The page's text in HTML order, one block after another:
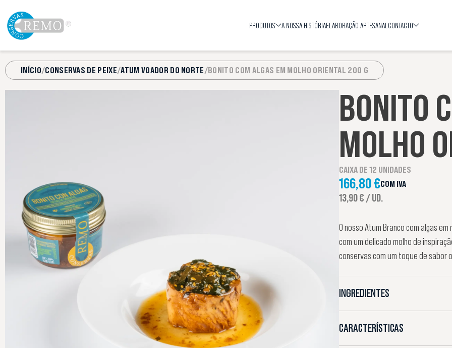
PRODUTOS A NOSSA HISTÓRIAELABORAÇÃO ARTESANAL CONTACTO
INÍCIO/CONSERVAS DE PEIXE/ATUM VOADOR DO NORTE/BONITO COM ALGAS EM MOLHO ORIENTAL 200 G
BONITO
MOLHO
CAIXA DE 12 UNIDADES
166,80 €COM IVA
13,90 € / UD.
O nosso Atum Branco com algas
com um delicado molho de
conservas com um toque de sabor
INGREDIENTES
CARACTERÍSTICAS